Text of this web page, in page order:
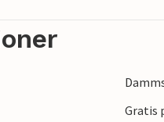
trädgården, där
perfekt för långa
Gratis